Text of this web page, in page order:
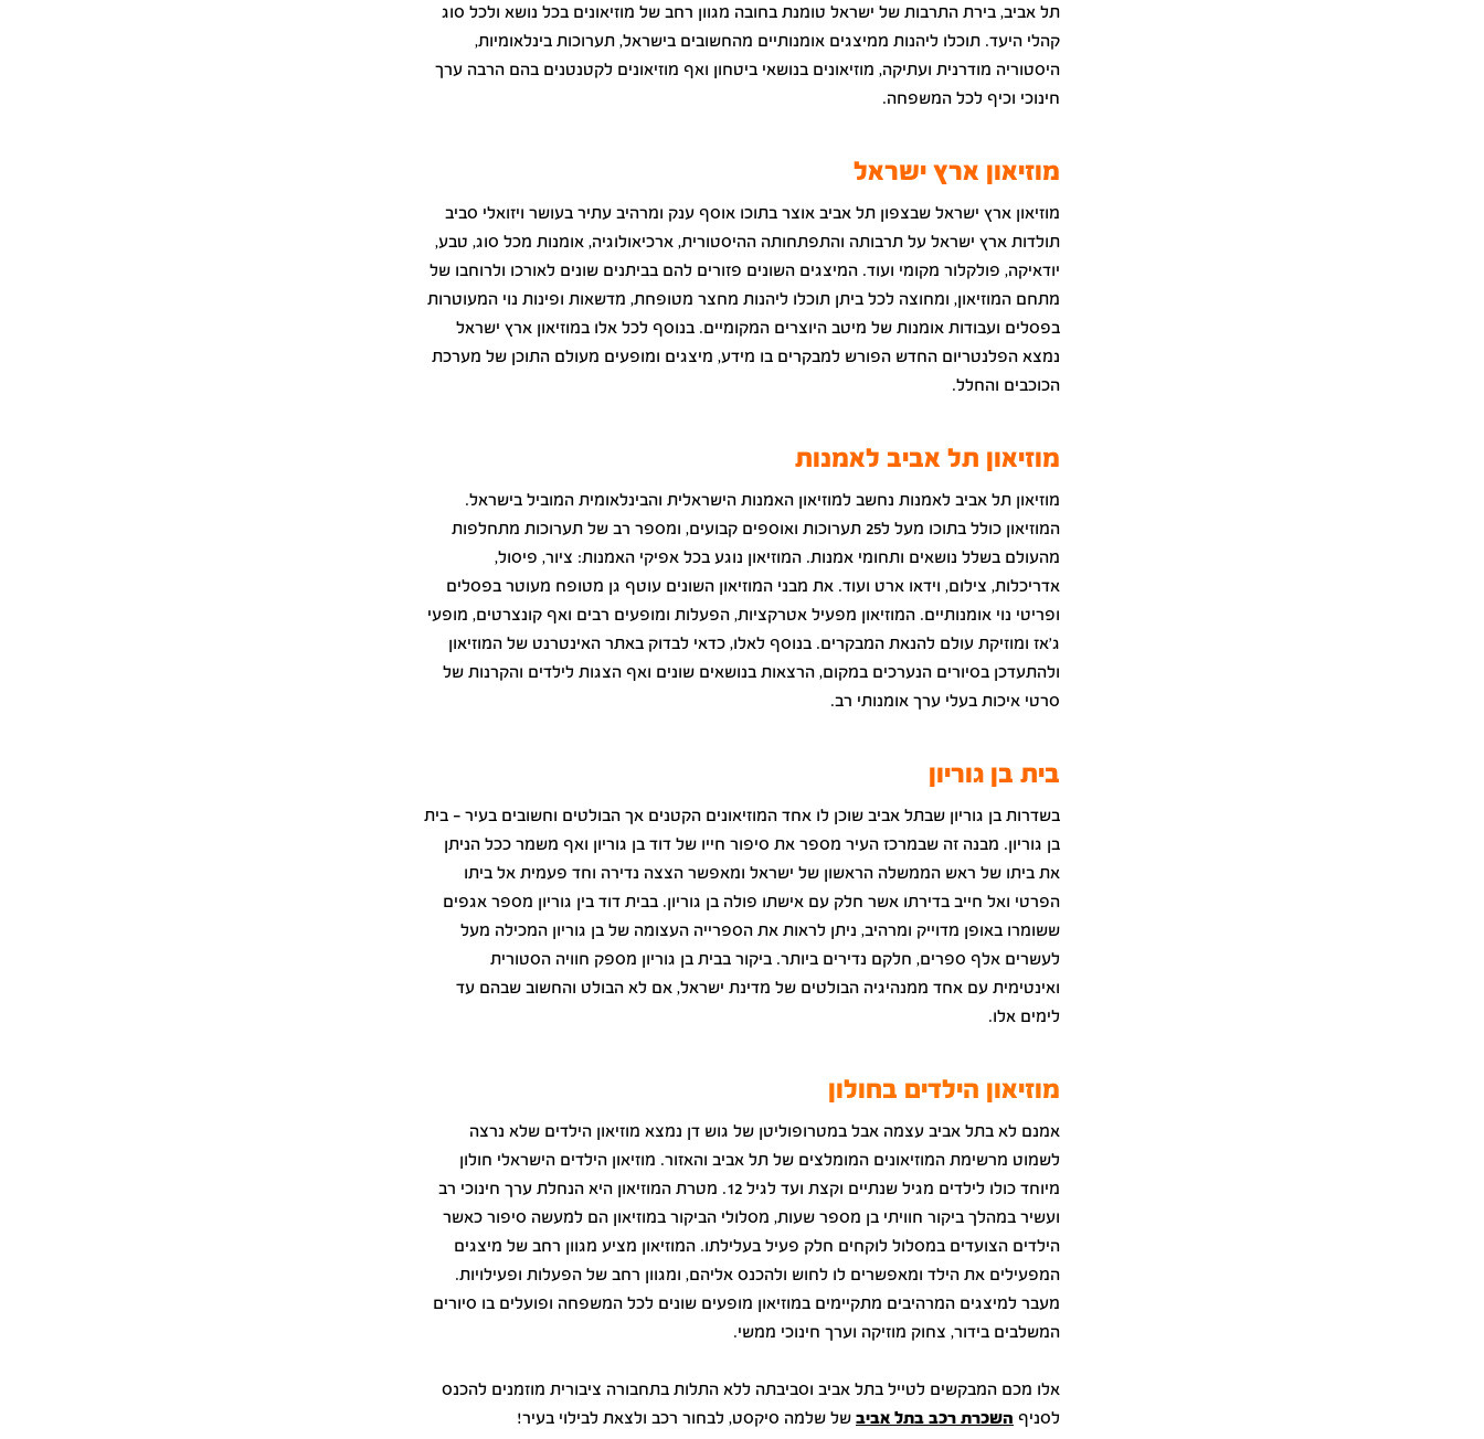
תל אביב, בירת התרבות של ישראל טומנת בחובה מגוון רחב של מוזיאונים בכל נושא ולכל סוג
קהלי היעד. תוכלו ליהנות ממיצגים אומנותיים מהחשובים בישראל, תערוכות בינלאומיות,
היסטוריה מודרנית ועתיקה, מוזיאונים בנושאי ביטחון ואף מוזיאונים לקטנטנים בהם הרבה ערך
חינוכי וכיף לכל המשפחה.
מוזיאון ארץ ישראל
מוזיאון ארץ ישראל שבצפון תל אביב אוצר בתוכו אוסף ענק ומרהיב עתיר בעושר ויזואלי סביב
תולדות ארץ ישראל על תרבותה והתפתחותה ההיסטורית, ארכיאולוגיה, אומנות מכל סוג, טבע,
יודאיקה, פולקלור מקומי ועוד. המיצגים השונים פזורים להם בביתנים שונים לאורכו ולרוחבו של
מתחם המוזיאון, ומחוצה לכל ביתן תוכלו ליהנות מחצר מטופחת, מדשאות ופינות נוי המעוטרות
בפסלים ועבודות אומנות של מיטב היוצרים המקומיים. בנוסף לכל אלו במוזיאון ארץ ישראל
נמצא הפלנטריום החדש הפורש למבקרים בו מידע, מיצגים ומופעים מעולם התוכן של מערכת
הכוכבים והחלל.
מוזיאון תל אביב לאמנות
מוזיאון תל אביב לאמנות נחשב למוזיאון האמנות הישראלית והבינלאומית המוביל בישראל.
המוזיאון כולל בתוכו מעל ל25 תערוכות ואוספים קבועים, ומספר רב של תערוכות מתחלפות
מהעולם בשלל נושאים ותחומי אמנות. המוזיאון נוגע בכל אפיקי האמנות: ציור, פיסול,
אדריכלות, צילום, וידאו ארט ועוד. את מבני המוזיאון השונים עוטף גן מטופח מעוטר בפסלים
ופריטי נוי אומנותיים. המוזיאון מפעיל אטרקציות, הפעלות ומופעים רבים ואף קונצרטים, מופעי
ג'אז ומוזיקת עולם להנאת המבקרים. בנוסף לאלו, כדאי לבדוק באתר האינטרנט של המוזיאון
ולהתעדכן בסיורים הנערכים במקום, הרצאות בנושאים שונים ואף הצגות לילדים והקרנות של
סרטי איכות בעלי ערך אומנותי רב.
בית בן גוריון
בשדרות בן גוריון שבתל אביב שוכן לו אחד המוזיאונים הקטנים אך הבולטים וחשובים בעיר – בית
בן גוריון. מבנה זה שבמרכז העיר מספר את סיפור חייו של דוד בן גוריון ואף משמר ככל הניתן
את ביתו של ראש הממשלה הראשון של ישראל ומאפשר הצצה נדירה וחד פעמית אל ביתו
הפרטי ואל חייב בדירתו אשר חלק עם אישתו פולה בן גוריון. בבית דוד בין גוריון מספר אגפים
ששומרו באופן מדוייק ומרהיב, ניתן לראות את הספרייה העצומה של בן גוריון המכילה מעל
לעשרים אלף ספרים, חלקם נדירים ביותר. ביקור בבית בן גוריון מספק חוויה הסטורית
ואינטימית עם אחד ממנהיגיה הבולטים של מדינת ישראל, אם לא הבולט והחשוב שבהם עד
לימים אלו.
מוזיאון הילדים בחולון
אמנם לא בתל אביב עצמה אבל במטרופוליטן של גוש דן נמצא מוזיאון הילדים שלא נרצה
לשמוט מרשימת המוזיאונים המומלצים של תל אביב והאזור. מוזיאון הילדים הישראלי חולון
מיוחד כולו לילדים מגיל שנתיים וקצת ועד לגיל 12. מטרת המוזיאון היא הנחלת ערך חינוכי רב
ועשיר במהלך ביקור חוויתי בן מספר שעות, מסלולי הביקור במוזיאון הם למעשה סיפור כאשר
הילדים הצועדים במסלול לוקחים חלק פעיל בעלילתו. המוזיאון מציע מגוון רחב של מיצגים
המפעילים את הילד ומאפשרים לו לחוש ולהכנס אליהם, ומגוון רחב של הפעלות ופעילויות.
מעבר למיצגים המרהיבים מתקיימים במוזיאון מופעים שונים לכל המשפחה ופועלים בו סיורים
המשלבים בידור, צחוק מוזיקה וערך חינוכי ממשי.
אלו מכם המבקשים לטייל בתל אביב וסביבתה ללא התלות בתחבורה ציבורית מוזמנים להכנס
לסניף השכרת רכב בתל אביב של שלמה סיקסט, לבחור רכב ולצאת לבילוי בעיר!